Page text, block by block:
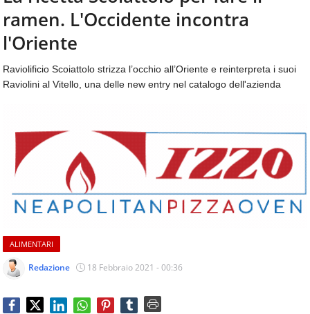
aggiornamenti
quotidiani
su
temi
come
ospitalità,
beverage,
catering
e
quotidiani
sul
dell'alimentazione,
dei
consumi
del
CONTATTI
ramen. L'Occidente incontra
l'Oriente
Raviolificio Scoiattolo strizza l’occhio all’Oriente e reinterpreta i suoi
Raviolini al Vitello, una delle new entry nel catalogo dell'azienda
ALIMENTARI
Redazione 18 Febbraio 2021 - 00:36